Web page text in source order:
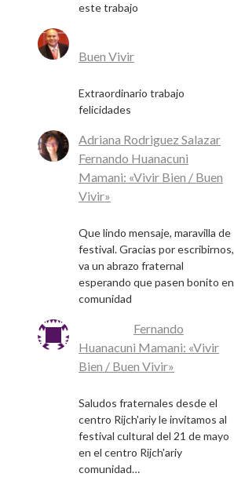
este trabajo
Buen Vivir
Extraordinario trabajo
felicidades
Adriana Rodriguez Salazar
Fernando Huanacuni
Mamani: «Vivir Bien / Buen
Vivir»
Que lindo mensaje, maravilla de
festival. Gracias por escribirnos,
va un abrazo fraternal
esperando que pasen bonito en
comunidad
Fernando
Huanacuni Mamani: «Vivir
Bien / Buen Vivir»
Saludos fraternales desde el
centro Rijch'ariy le invitamos al
festival cultural del 21 de mayo
en el centro Rijch'ariy
comunidad…